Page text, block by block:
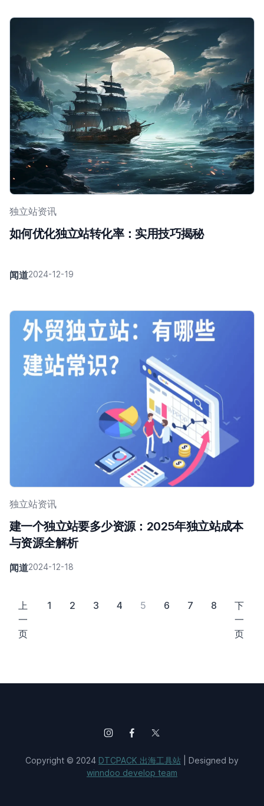
独立站资讯
如何优化独立站转化率：实用技巧揭秘
闻道2024-12-19
独立站资讯
建一个独立站要多少资源：2025年独立站成本
与资源全解析
闻道2024-12-18
上
一
页
1 2 3 4 5 6 7 8
下
一
页
Copyright © 2024 DTCPACK 出海工具站 | Designed by
winndoo develop team